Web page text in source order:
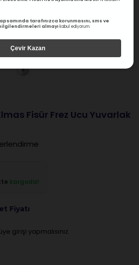
Fisür Frez Ucu Yuvarlak
kargoda!
Fiyatı
girişi yapmalısınız.
tarafınızca korunmasını, sms ve
almayı kabul ediyorum.
Çevir Kazan